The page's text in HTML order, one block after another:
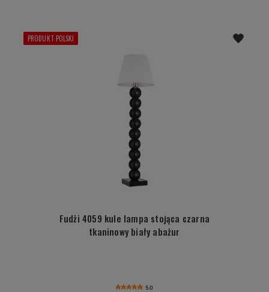
Fudżi 4059 kule lampa stojąca czarna
tkaninowy biały abażur
5.0
PRODUKT POLSKI